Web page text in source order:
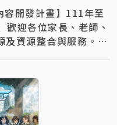
容開發計畫】111年至
迎各位家長、老師、
資源整合與服務。